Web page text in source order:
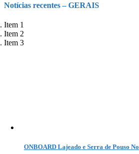
Notícias recentes – GERAIS
Item 1
Item 2
Item 3
ONBOARD Lajeado e Serra de Pouso